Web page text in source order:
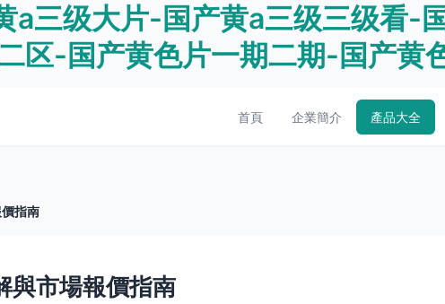
三级大片-国产黄a三级三级看-
区-国产黄色片一期二期-国产黄
首頁 企業簡介 產品大全
指南
與市場報價指南